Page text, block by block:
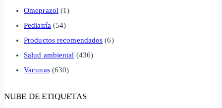
Omeprazol (1)
Pediatría (54)
Productos recomendados (6)
Salud ambiental (436)
Vacunas(630)
NUBE DE ETIQUETAS